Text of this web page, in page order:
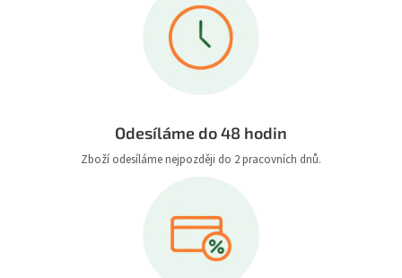
Odesíláme do 48 hodin
Zboží odesíláme nejpozději do 2 pracovních dnů.